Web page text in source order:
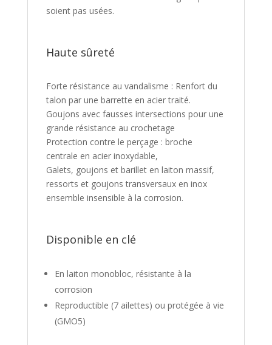
soient pas usées.
Haute sûreté
Forte résistance au vandalisme : Renfort du
talon par une barrette en acier traité.
Goujons avec fausses intersections pour une
grande résistance au crochetage
Protection contre le perçage : broche
centrale en acier inoxydable,
Galets, goujons et barillet en laiton massif,
ressorts et goujons transversaux en inox
ensemble insensible à la corrosion.
Disponible en clé
En laiton monobloc, résistante à la
corrosion
Reproductible (7 ailettes) ou protégée à vie
(GMO5)